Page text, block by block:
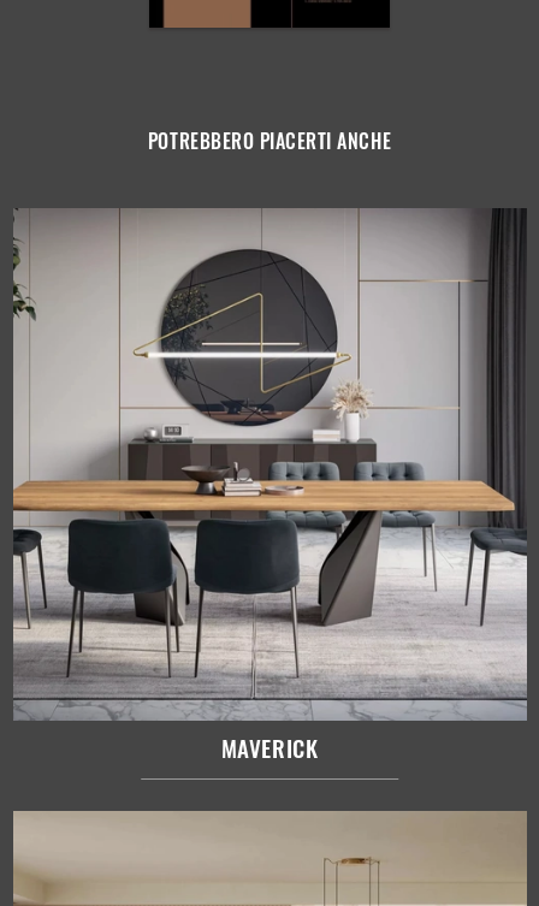
POTREBBERO PIACERTI ANCHE
MAVERICK